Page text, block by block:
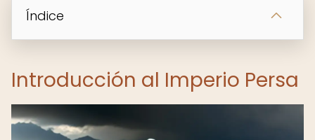
Índice
Introducción al Imperio Persa